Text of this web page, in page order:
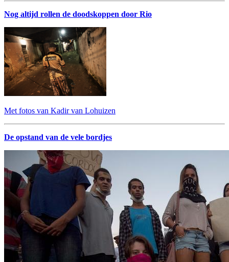
Nog altijd rollen de doodskoppen door Rio
Met fotos van Kadir van Lohuizen
De opstand van de vele bordjes